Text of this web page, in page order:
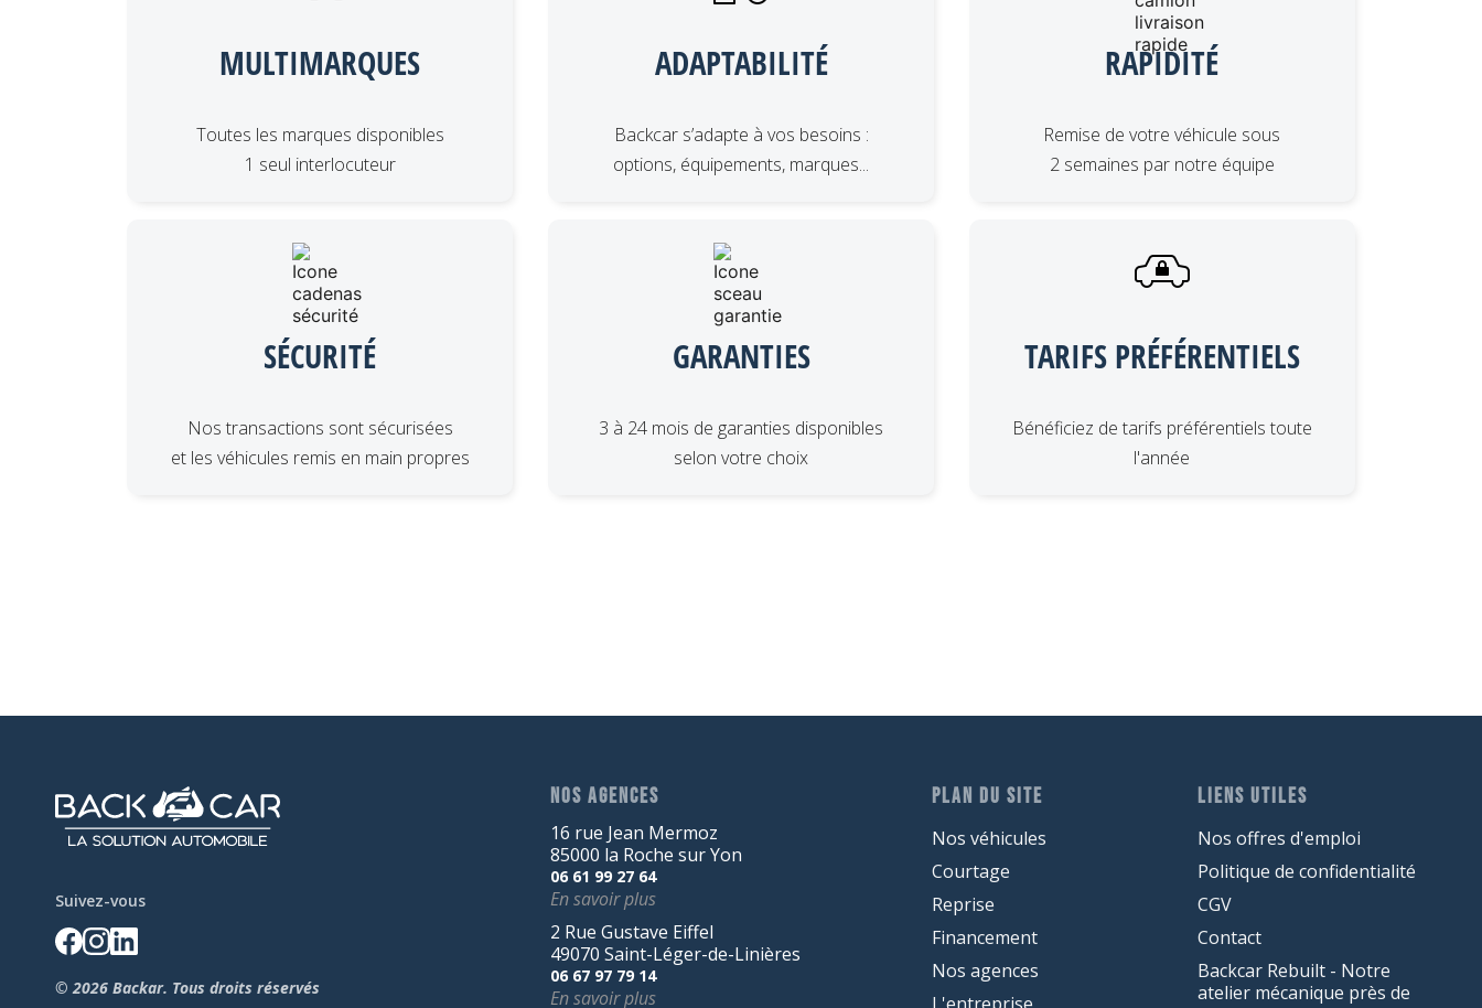
MULTIMARQUES
Toutes les marques disponibles
1 seul interlocuteur
ADAPTABILITÉ
Backcar s’adapte à vos besoins :
options, équipements, marques...
RAPIDITÉ
Remise de votre véhicule sous
2 semaines par notre équipe
SÉCURITÉ
Nos transactions sont sécurisées
et les véhicules remis en main propres
GARANTIES
3 à 24 mois de garanties disponibles
selon votre choix
TARIFS PRÉFÉRENTIELS
Bénéficiez de tarifs préférentiels toute
l'année
Suivez-vous
© 2026 Backar. Tous droits réservés
NOS AGENCES
16 rue Jean Mermoz
85000 la Roche sur Yon
06 61 99 27 64
En savoir plus
2 Rue Gustave Eiffel
49070 Saint-Léger-de-Linières
06 67 97 79 14
En savoir plus
PLAN DU SITE
Nos véhicules
Courtage
Reprise
Financement
Nos agences
LIENS UTILES
Nos offres d'emploi
Politique de confidentialité
CGV
Contact
Backcar Rebuilt - Notre
atelier mécanique près de